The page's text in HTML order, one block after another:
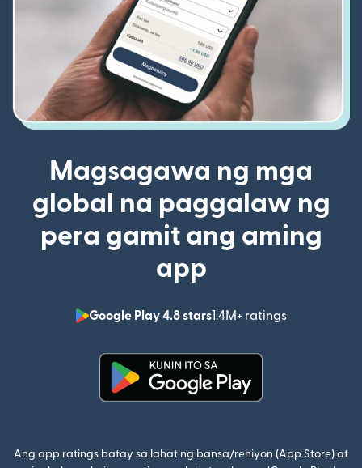
Magsagawa ng mga
global na paggalaw ng
pera gamit ang aming
app
Google Play 4.8 stars1.4M+ ratings
(bubukas
Ang app ratings batay sa lahat ng bansa/rehiyon (App Store) at